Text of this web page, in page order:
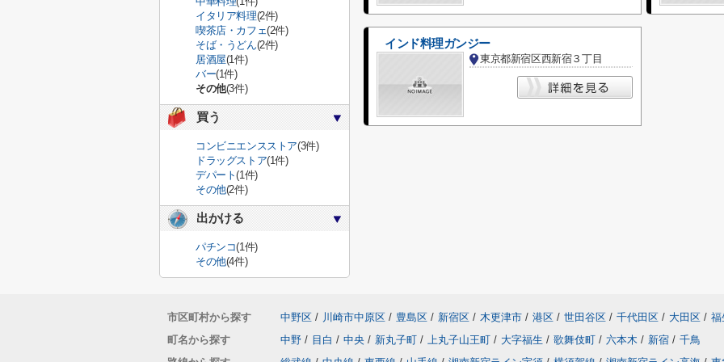
インド料理ガンジー
東京都新宿区西新宿３丁目
イタリア料理(2件)
喫茶店・カフェ(2件)
そば・うどん(2件)
居酒屋(1件)
バー(1件)
その他(3件)
買う
コンビニエンスストア(3件)
ドラッグストア(1件)
デパート(1件)
その他(2件)
出かける
パチンコ(1件)
その他(4件)
市区町村から探す 中野区 / 川崎市中原区 / 豊島区 / 新宿区 / 木更津市 / 港区 / 世田谷区 / 千代田区 / 大田区 / 福
町名から探す
中野 / 目白 / 中央 / 新丸子町 / 上丸子山王町 / 大字福生 / 歌舞伎町 / 六本木 / 新宿 / 千鳥